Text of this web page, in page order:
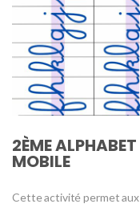
2ÈME ALPHABET
MOBILE
Cette activité permet aux